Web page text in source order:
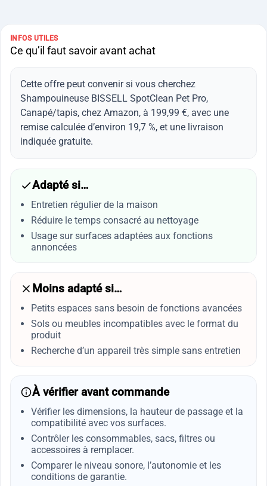
INFOS UTILES
Ce qu’il faut savoir avant achat
Cette offre peut convenir si vous cherchez
Shampouineuse BISSELL SpotClean Pet Pro,
Canapé/tapis, chez Amazon, à 199,99 €, avec une
remise calculée d’environ 19,7 %, et une livraison
indiquée gratuite.
Adapté si…
Entretien régulier de la maison
Réduire le temps consacré au nettoyage
Usage sur surfaces adaptées aux fonctions
annoncées
Moins adapté si…
Petits espaces sans besoin de fonctions avancées
Sols ou meubles incompatibles avec le format du
produit
Recherche d’un appareil très simple sans entretien
À vérifier avant commande
Vérifier les dimensions, la hauteur de passage et la
compatibilité avec vos surfaces.
Contrôler les consommables, sacs, filtres ou
accessoires à remplacer.
Comparer le niveau sonore, l’autonomie et les
conditions de garantie.